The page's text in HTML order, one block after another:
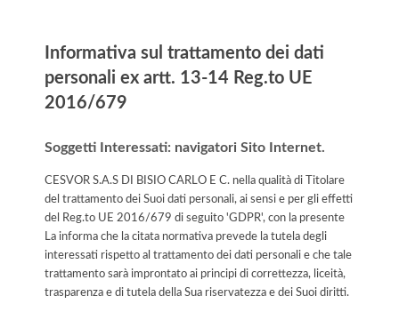
Informativa sul trattamento dei dati
personali ex artt. 13-14 Reg.to UE
2016/679
Soggetti Interessati: navigatori Sito Internet.
CESVOR S.A.S DI BISIO CARLO E C. nella qualità di Titolare
del trattamento dei Suoi dati personali, ai sensi e per gli effetti
del Reg.to UE 2016/679 di seguito 'GDPR', con la presente
La informa che la citata normativa prevede la tutela degli
interessati rispetto al trattamento dei dati personali e che tale
trattamento sarà improntato ai principi di correttezza, liceità,
trasparenza e di tutela della Sua riservatezza e dei Suoi diritti.